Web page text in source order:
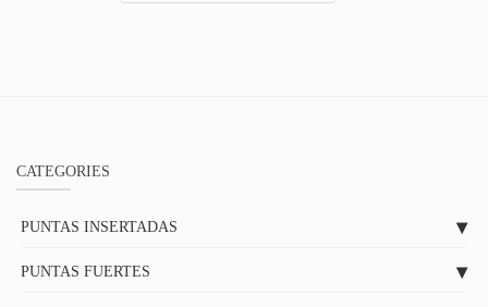
CATEGORIES
PUNTAS INSERTADAS
PUNTAS FUERTES